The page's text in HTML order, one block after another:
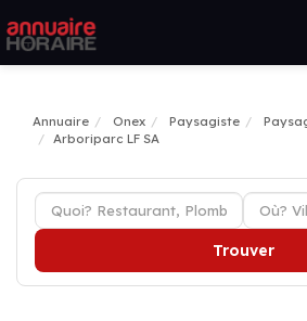
Annuaire Onex Paysagiste
Arboriparc LF SA
Trouver